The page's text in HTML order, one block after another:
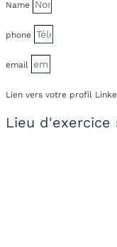
Name
phone
email
Lien vers votre profil
Lieu d'exercice